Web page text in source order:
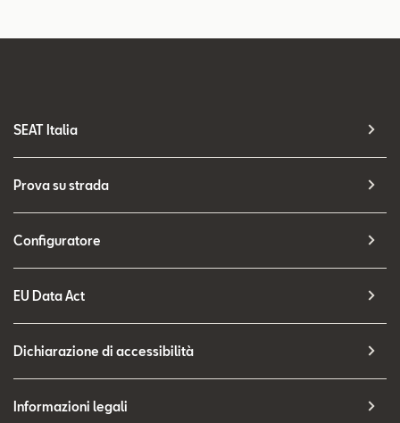
SEAT Italia
Prova su strada
Configuratore
EU Data Act
Dichiarazione di accessibilità
Informazioni legali